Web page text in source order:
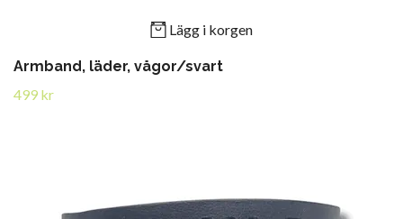
Lägg i korgen
Armband, läder, vågor/svart
499 kr